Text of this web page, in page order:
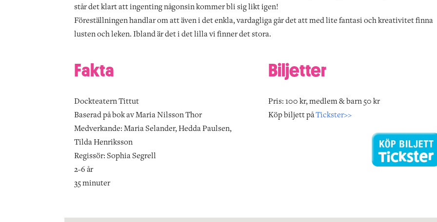
står det klart att ingenting någonsin kommer bli sig likt igen!
Föreställningen handlar om att även i det enkla, vardagliga går det att med lite fantasi och kreativitet finna
lusten och leken. Ibland är det i det lilla vi finner det stora.
Fakta
Dockteatern Tittut
Baserad på bok av Maria Nilsson Thor
Medverkande: Maria Selander, Hedda Paulsen,
Tilda Henriksson
Regissör: Sophia Segrell
2-6 år
35 minuter
Biljetter
Pris: 100 kr, medlem & barn 50 kr
Köp biljett påTickster>>